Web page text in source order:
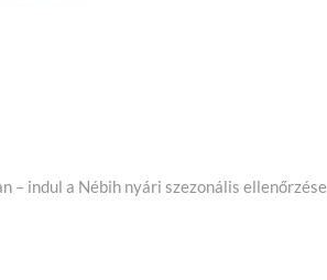
– indul a Nébih nyári szezonális ellenőrzése